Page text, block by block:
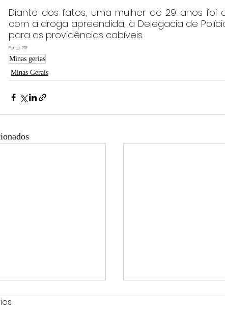
Diante dos fatos, uma mulher de 29 anos foi
com a droga apreendida, à Delegacia de
para as providências cabíveis.
Fonte:  PRF
Minas gerias
Minas Gerais